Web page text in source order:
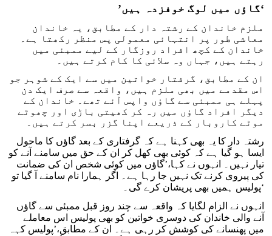
’گاؤں میں لوگ خوفزدہ ہیں‘
ملزم خاندان کے رشتہ دار کے مطابق، یہ خاندان
معاشی طور پر انتہائی معمولی پس منظر رکھتا ہے۔
خاندان کے کچھ افراد روزگار کے لیے ممبئی میں
رہتے ہیں، جہاں وہ سلائی کا کام کرتے ہیں۔
ان کے مطابق، گرفتار خواتین میں سے ایک کے شوہر جو
اس مقدمے میں بھی ملزم ہیں، واقعہ سے صرف ایک دن
پہلے ہی ممبئی سے گاؤں واپس آئے تھے۔ خاندان کے
دیگر افراد گاؤں میں رہ کر کھیتی باڑی اور چھوٹے
موٹے کاروبار کے ذریعے اپنا گزر بسر کرتے ہیں۔
رشتہ دار کا یہ بھی کہنا ہے کہ گرفتاری کے بعد گاؤں کا ماحول
ایسا ہو گیا ہے کہ کوئی بھی کھل کر ان کے حق میں سامنے آنے کو
تیار نہیں۔ انہوں نے کہا،’گاؤں میں کوئی شخص ان کی ضمانت
کی پیروی کرنے تک نہیں جا رہا ہے۔ اگر ہمارا نام سامنے آ گیا تو
پولیس ہمیں بھی پریشان کرے گی۔‘
انہوں نے الزام لگایا کہ واقعہ سے چند روز قبل ممبئی سے گاؤں
آنے والی خاندان کی دوسری خواتین کو بھی پولیس اس معاملے
میں پھنسانے کی کوشش کر رہی ہے۔ ان کے مطابق،’پولیس کہہ